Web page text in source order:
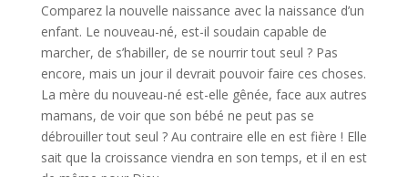
Comparez la nouvelle naissance avec la naissance d’un
enfant. Le nouveau-né, est-il soudain capable de
marcher, de s’habiller, de se nourrir tout seul ? Pas
encore, mais un jour il devrait pouvoir faire ces choses.
La mère du nou­veau-né est-elle gênée, face aux autres
mamans, de voir que son bébé ne peut pas se
débrouiller tout seul ? Au contraire elle en est fière ! Elle
sait que la croissance viendra en son temps, et il en est